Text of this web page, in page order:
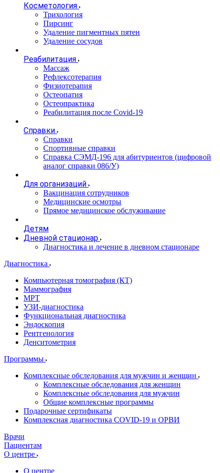
Косметология
Трихология
Пирсинг
Удаление пигментных пятен
Удаление сосудов
Реабилитация
Массаж
Рефлексотерапия
Физиотерапия
Остеопатия
Остеопрактика
Реабилитация после Covid-19
Справки
Справки
Спортивные справки
Справка СЭМД‑196 для абитуриентов (цифровой
аналог справки 086/У)
Для организаций
Вакцинация сотрудников
Медицинские осмотры
Прямое медицинское обслуживание
Детям
Дневной стационар
Диагностика и лечение в дневном стационаре
Диагностика
Компьютерная томография (КТ)
Маммография
МРТ
УЗИ-диагностика
Функциональная диагностика
Эндоскопия
Рентгенология
Денситометрия
Программы
Комплексные обследования для мужчин и женщин
Комплексные обследования для женщин
Комплексные обследования для мужчин
Общие комплексные программы
Подарочные сертификаты
Комплексная диагностика COVID-19 и ОРВИ
Врачи
Пациентам
О центре
О центре